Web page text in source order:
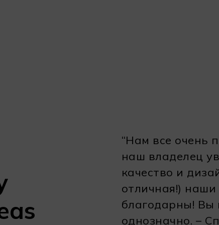
“Нам все очень
наш владелец
качество и
отличная!)
благодарны! Вы
однозначно. –